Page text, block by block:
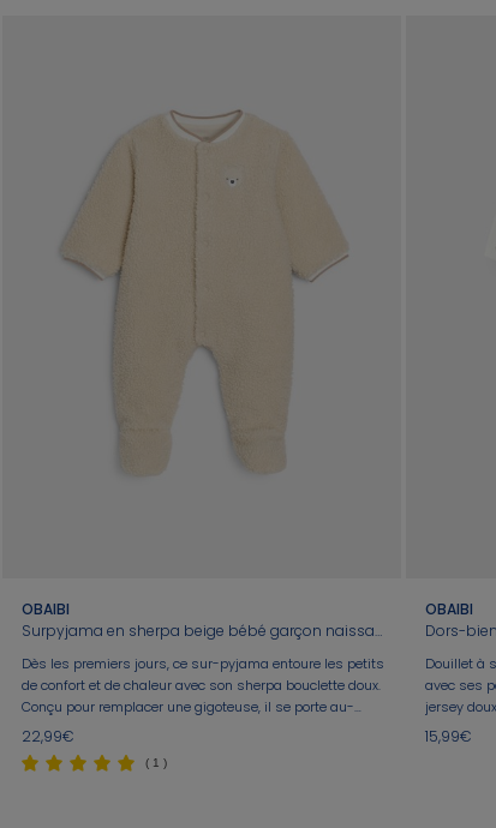
OBAIBI
Surpyjama en sherpa beige bébé garçon naissance
Dès les premiers jours, ce sur-pyjama entoure les petits
de confort et de chaleur avec son sherpa bouclette doux.
Conçu pour remplacer une gigoteuse, il se porte au-
dessus du pyjama durant la nuit ou les siestes et
assure une belle liberté de mouvements. Fermeture
pressionnée pour l'enfiler sans trop manipuler les
22,99€
( 1 )
OBAIBI
Dors-
Douillet à
avec ses
jersey
coupe
nuits
15,99€